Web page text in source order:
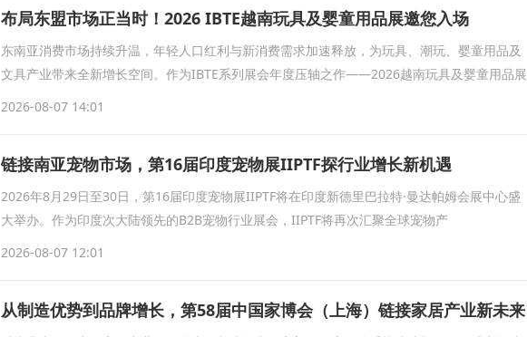
布局东盟市场正当时！2026 IBTE越南玩具及婴童用品展邀您入场
东南亚消费市场持续升温，年轻人口红利与新消费需求加速释放，为玩具、潮玩、婴童用品及
文具产业带来全新增长空间。作为IBTE系列展会年度压轴之作——2026越南玩具及婴童用品展
2026-08-07 14:01
链接南亚宠物市场，第16届印度宠物展IIPTF探行业增长新机遇
2026年8月29日至30日，第16届印度宠物展IIPTF将在印度新德里巴拉特·曼达帕姆会展中心盛
大举办。作为印度次大陆领先的B2B宠物行业展会，IIPTF将再次汇聚全球宠物产
2026-08-07 12:01
从制造优势到品牌增长，第58届中国家博会（上海）链接家居产业新未来